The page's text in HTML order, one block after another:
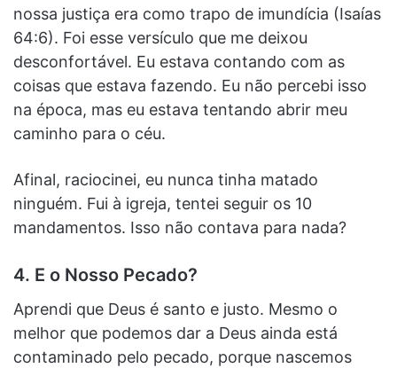
nossa justiça era como trapo de imundícia (Isaías
64:6). Foi esse versículo que me deixou
desconfortável. Eu estava contando com as
coisas que estava fazendo. Eu não percebi isso
na época, mas eu estava tentando abrir meu
caminho para o céu.
Afinal, raciocinei, eu nunca tinha matado
ninguém. Fui à igreja, tentei seguir os 10
mandamentos. Isso não contava para nada?
4. E o Nosso Pecado?
Aprendi que Deus é santo e justo. Mesmo o
melhor que podemos dar a Deus ainda está
contaminado pelo pecado, porque nascemos